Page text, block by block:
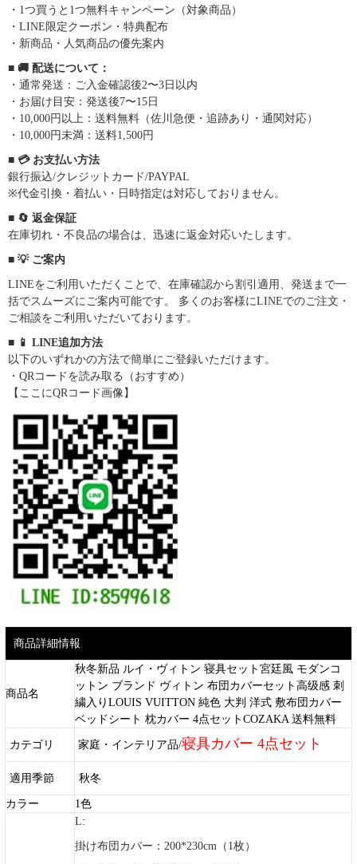
・1つ買うと1つ無料キャンペーン（対象商品）
・LINE限定クーポン・特典配布
・新商品・人気商品の優先案内
■ 🚚 配送について：
・通常発送：ご入金確認後2〜3日以内
・お届け目安：発送後7〜15日
・10,000円以上：送料無料（佐川急便・追跡あり・通関対応）
・10,000円未満：送料1,500円
■ 💳 お支払い方法
銀行振込/クレジットカード/PAYPAL
※代金引換・着払い・日時指定は対応しておりません。
■ 🔄 返金保証
在庫切れ・不良品の場合は、迅速に返金対応いたします。
■ 💡 ご案内
LINEをご利用いただくことで、在庫確認から割引適用、発送まで一
括でスムーズにご案内可能です。 多くのお客様にLINEでのご注文・
ご相談をご利用いただいております。
■ 📱 LINE追加方法
以下のいずれかの方法で簡単にご登録いただけます。
・QRコードを読み取る（おすすめ）
【ここにQRコード画像】
商品詳細情報
商品名
秋冬新品 ルイ・ヴィトン 寝具セット宮廷風 モダンコ
ットン ブランド ヴィトン 布団カバーセット高级感 刺
繍入りLOUIS VUITTON 純色 大判 洋式 敷布団カバー
ベッドシート 枕カバー 4点セットCOZAKA 送料無料
カテゴリ 家庭・インテリア品/寝具カバー 4点セット
適用季節 秋冬
カラー 1色
L:
掛け布団カバー：200*230cm（1枚）